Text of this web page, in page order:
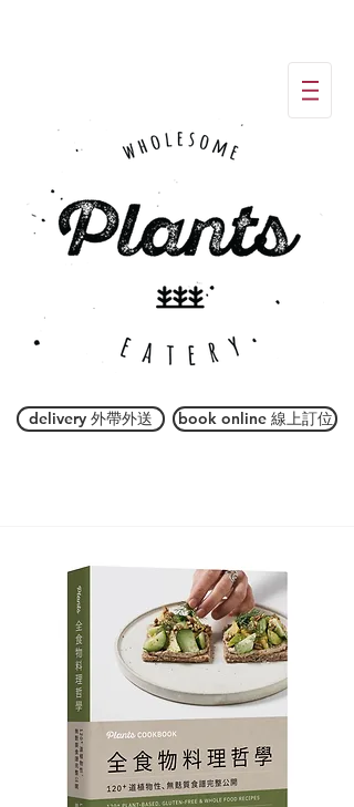
delivery 外帶外送 book online 線上訂位